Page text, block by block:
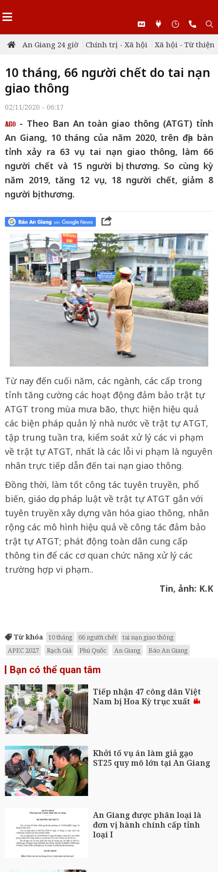
An Giang 24 giờ Chính trị - Xã hội Xã hội - Từ thiện
10 tháng, 66 người chết do tai nạn
giao thông
02/11/2020 - 06:17
- Theo Ban An toàn giao thông (ATGT) tỉnh
An Giang, 10 tháng của năm 2020, trên địa bàn
tỉnh xảy ra 63 vụ tai nạn giao thông, làm 66
người chết và 15 người bị thương. So cùng kỳ
năm 2019, tăng 12 vụ, 18 người chết, giảm 8
người bị thương.
Từ nay đến cuối năm, các ngành, các cấp trong
tỉnh tăng cường các hoạt động đảm bảo trật tự
ATGT trong mùa mưa bão, thực hiện hiệu quả
các biện pháp quản lý nhà nước về trật tự ATGT,
tập trung tuần tra, kiểm soát xử lý các vi phạm
về trật tự ATGT, nhất là các lỗi vi phạm là nguyên
nhân trực tiếp dẫn đến tai nạn giao thông.
Đồng thời, làm tốt công tác tuyên truyền, phổ
biến, giáo dục pháp luật về trật tự ATGT gắn với
tuyên truyền xây dựng văn hóa giao thông, nhân
rộng các mô hình hiệu quả về công tác đảm bảo
trật tự ATGT; phát động toàn dân cung cấp
thông tin để các cơ quan chức năng xử lý các
trường hợp vi phạm..
Tin, ảnh: K.K
Từ khóa 10 tháng 66 người chết
tai nạn giao thông
APEC 2027
Rạch Giá Phú Quốc An Giang Báo An Giang
Bạn có thể quan tâm
Tiếp nhận 47 công dân Việt
Nam bị Hoa Kỳ trục xuất
Khởi tố vụ án làm giả gạo
ST25 quy mô lớn tại An Giang
An Giang được phân loại là
đơn vị hành chính cấp tỉnh
loại I